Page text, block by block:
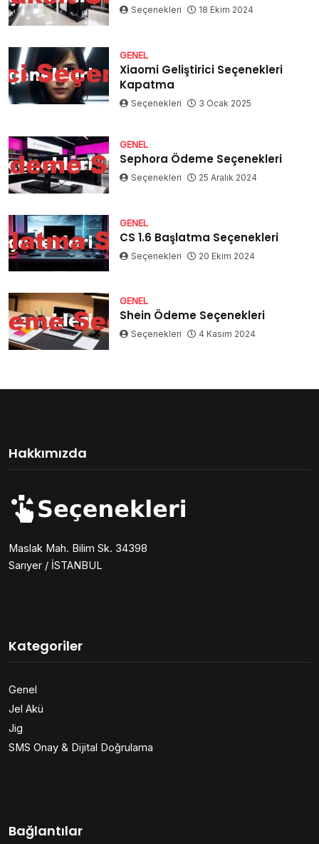
Seçenekleri 18 Ekim 2024
GENEL
Xiaomi Geliştirici Seçenekleri
Kapatma
Seçenekleri 3 Ocak 2025
GENEL
Sephora Ödeme Seçenekleri
Seçenekleri 25 Aralık 2024
GENEL
CS 1.6 Başlatma Seçenekleri
Seçenekleri 20 Ekim 2024
GENEL
Shein Ödeme Seçenekleri
Seçenekleri 4 Kasım 2024
Hakkımızda
Maslak Mah. Bilim Sk. 34398
Sarıyer / İSTANBUL
Kategoriler
Genel
Jel Akü
Jig
SMS Onay & Dijital Doğrulama
Bağlantılar